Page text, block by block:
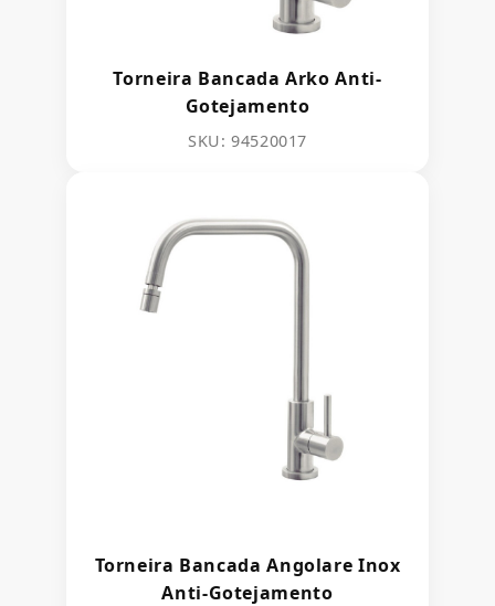
Torneira Bancada Arko Anti-
Gotejamento
SKU: 94520017
Torneira Bancada Angolare Inox
Anti-Gotejamento